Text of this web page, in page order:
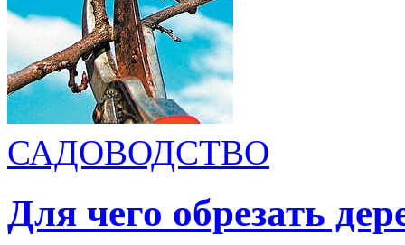
САДОВОДСТВО
Для чего обрезать